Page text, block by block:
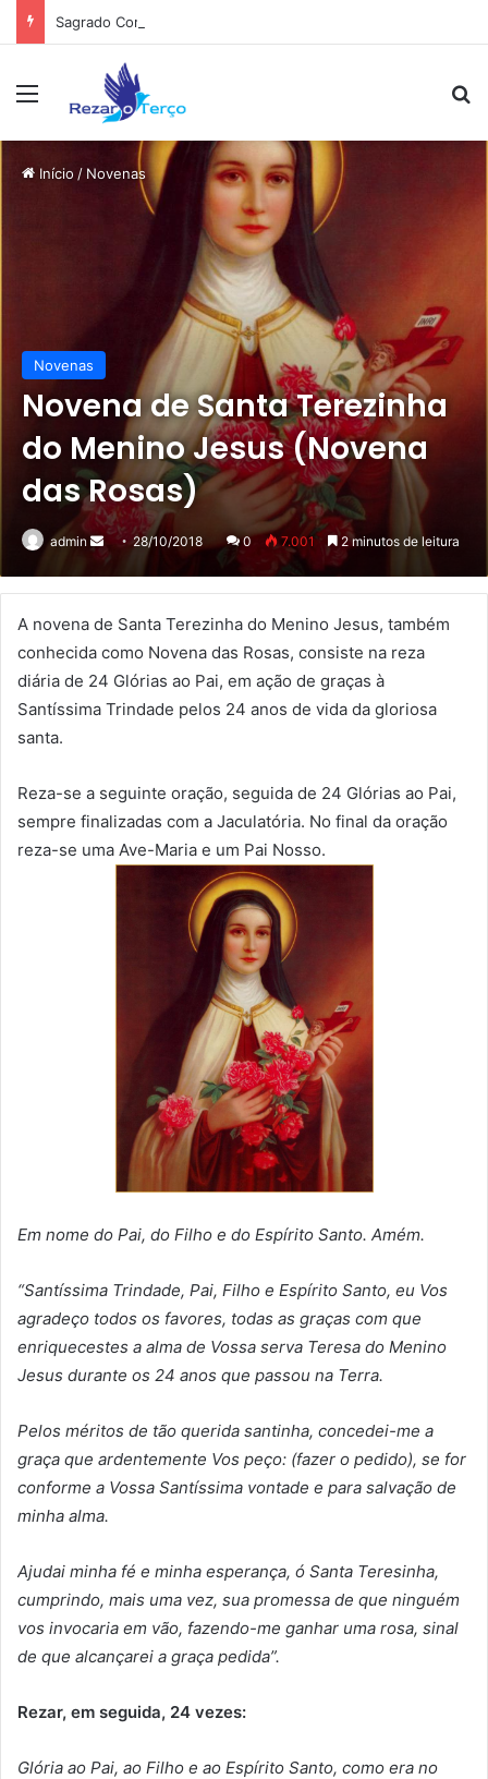
Sagrado Coração de Jesus e Maria
Menu
Início / Novenas
Novenas
Novena de Santa Terezinha
do Menino Jesus (Novena
das Rosas)
admin
Mande
e-
mail
28/10/2018 0 7.001 2 minutos de leitura
A novena de Santa Terezinha do Menino Jesus, também
conhecida como Novena das Rosas, consiste na reza
diária de 24 Glórias ao Pai, em ação de graças à
Santíssima Trindade pelos 24 anos de vida da gloriosa
santa.
Reza-se a seguinte oração, seguida de 24 Glórias ao Pai,
sempre finalizadas com a Jaculatória. No final da oração
reza-se uma Ave-Maria e um Pai Nosso.
Em nome do Pai, do Filho e do Espírito Santo. Amém.
“Santíssima Trindade, Pai, Filho e Espírito Santo, eu Vos
agradeço todos os favores, todas as graças com que
enriquecestes a alma de Vossa serva Teresa do Menino
Jesus durante os 24 anos que passou na Terra.
Pelos méritos de tão querida santinha, concedei-me a
graça que ardentemente Vos peço: (fazer o pedido), se for
conforme a Vossa Santíssima vontade e para salvação de
minha alma.
Ajudai minha fé e minha esperança, ó Santa Teresinha,
cumprindo, mais uma vez, sua promessa de que ninguém
vos invocaria em vão, fazendo-me ganhar uma rosa, sinal
de que alcançarei a graça pedida”.
Rezar, em seguida, 24 vezes:
Glória ao Pai, ao Filho e ao Espírito Santo, como era no